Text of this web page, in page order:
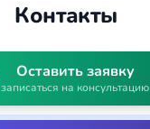
Контакты
Оставить заявку
записаться на консультацию